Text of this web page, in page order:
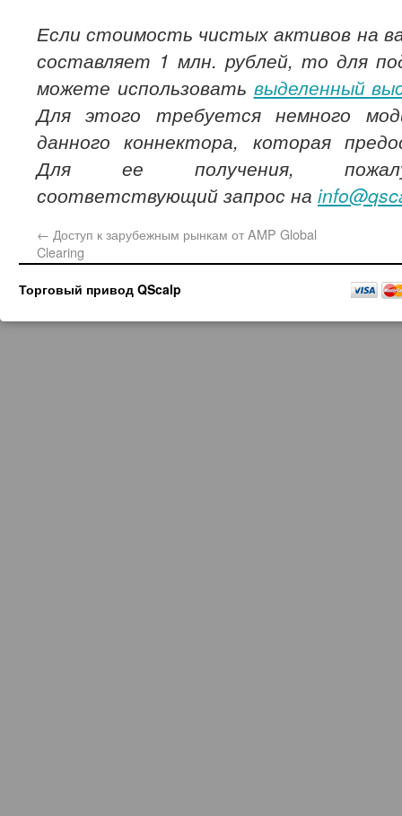
Если стоимость чистых активов на
составляет 1 млн. рублей, то для
можете использовать выделенный
Для этого требуется немного
данного коннектора, которая
Для ее получения,
соответствующий запрос на
← Доступ к зарубежным рынкам от AMP Global
Clearing
Торговый привод QScalp